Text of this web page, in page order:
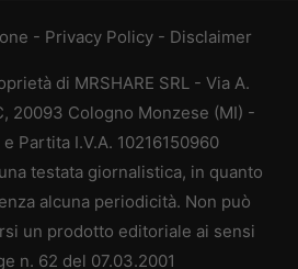
- Privacy Policy - Disclaimer
di MRSHARE SRL - Via A.
20093 Cologno Monzese (MI) -
Partita I.V.A. 10216150960
testata giornalistica, in quanto
alcuna periodicità. Non può
un prodotto editoriale ai sensi
n. 62 del 07.03.2001